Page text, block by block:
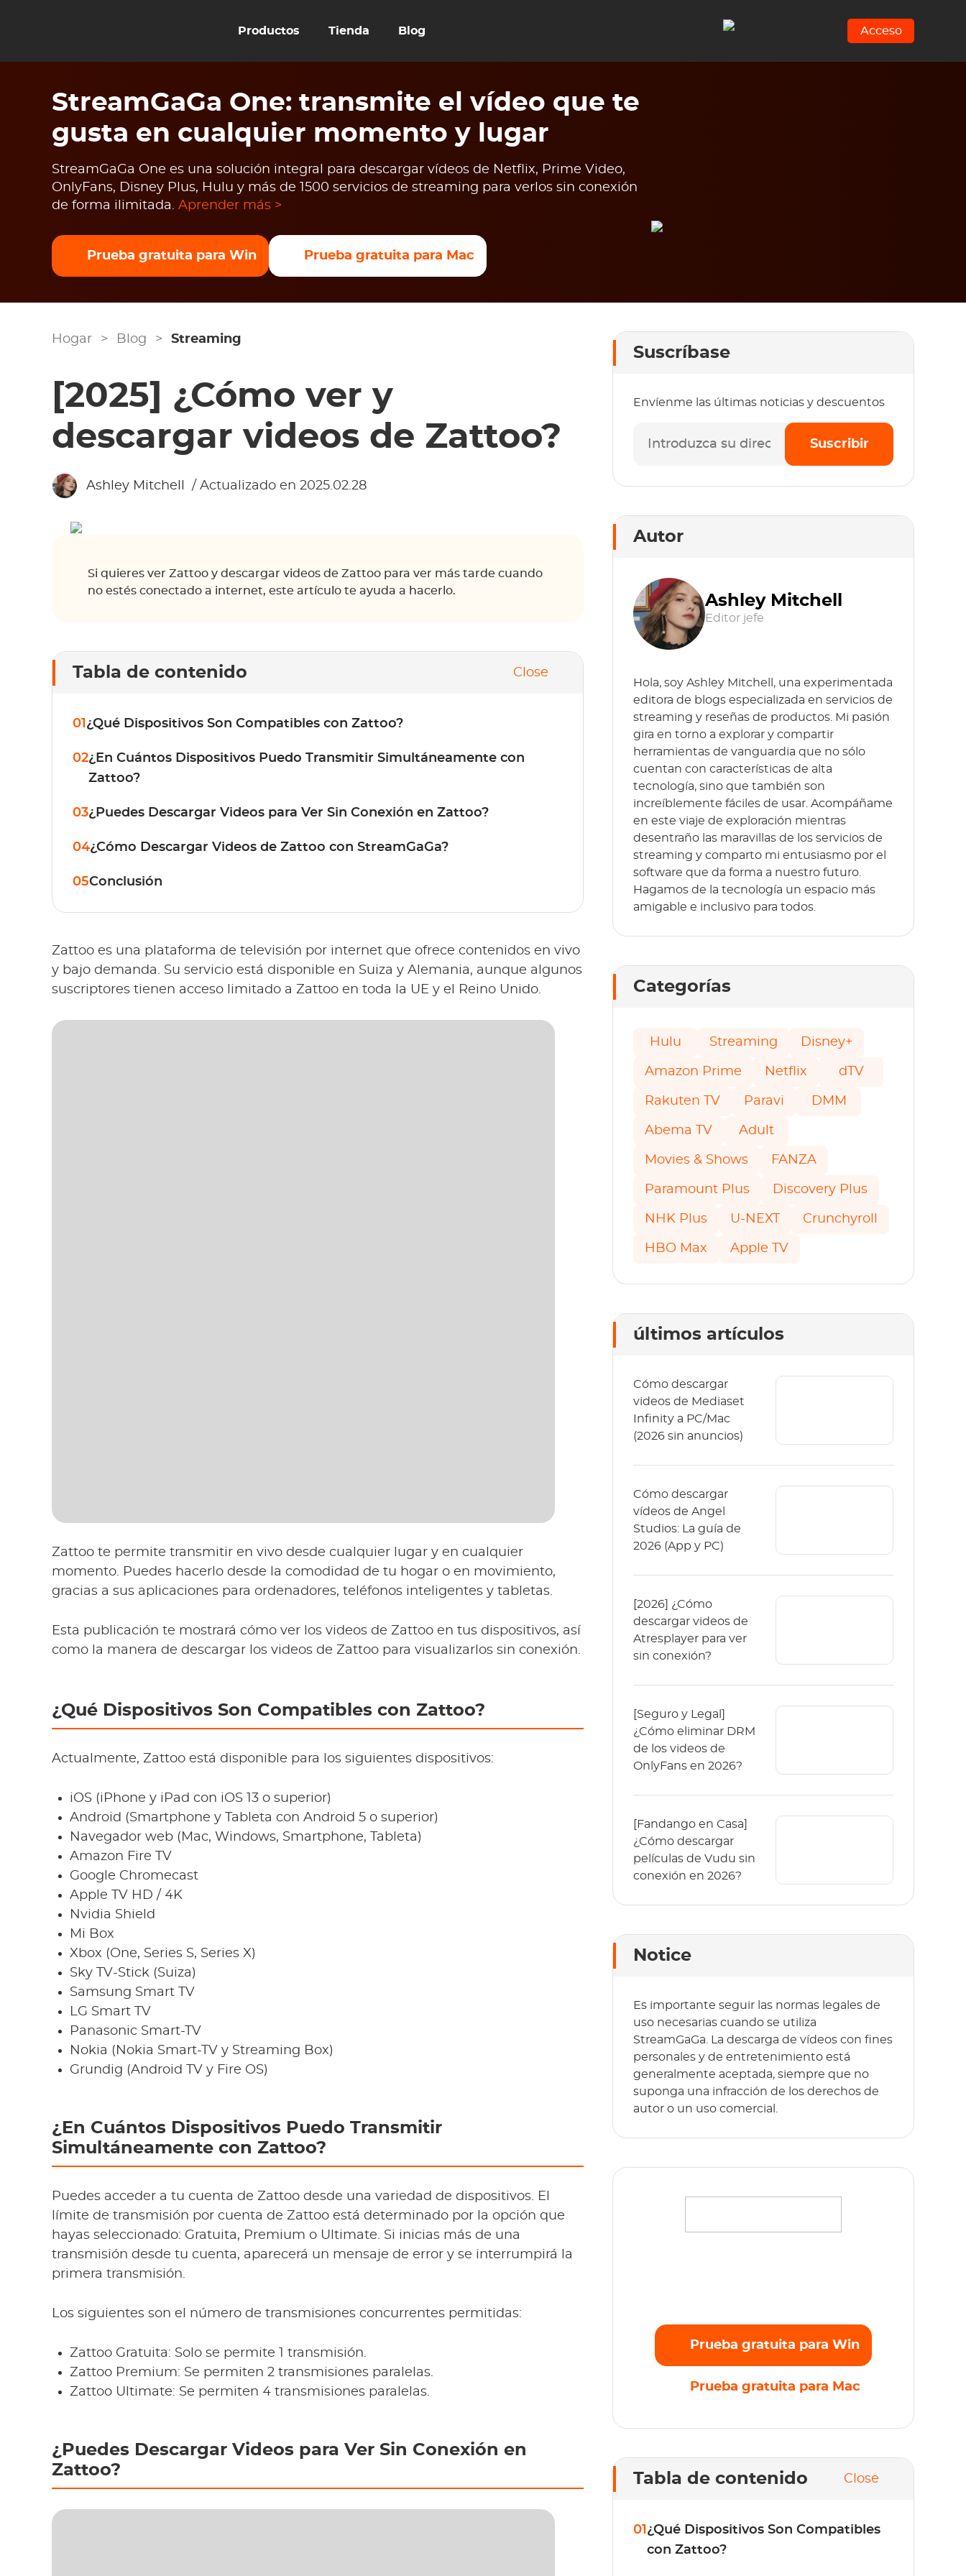
Productos Tienda Blog Acceso
StreamGaGa One: transmite el vídeo que te
gusta en cualquier momento y lugar
StreamGaGa One es una solución integral para descargar vídeos de Netflix, Prime Video,
OnlyFans, Disney Plus, Hulu y más de 1500 servicios de streaming para verlos sin conexión
de forma ilimitada. Aprender más >
Prueba gratuita para Win Prueba gratuita para Mac
Hogar > Blog > Streaming
[2025] ¿Cómo ver y
descargar videos de Zattoo?
Ashley Mitchell / Actualizado en 2025.02.28
Si quieres ver Zattoo y descargar videos de Zattoo para ver más tarde cuando
no estés conectado a internet, este artículo te ayuda a hacerlo.
Tabla de contenido Close
01 ¿Qué Dispositivos Son Compatibles con Zattoo?
02¿En Cuántos Dispositivos Puedo Transmitir Simultáneamente con
Zattoo?
03¿Puedes Descargar Videos para Ver Sin Conexión en Zattoo?
04¿Cómo Descargar Videos de Zattoo con StreamGaGa?
05Conclusión
Zattoo es una plataforma de televisión por internet que ofrece contenidos en vivo
y bajo demanda. Su servicio está disponible en Suiza y Alemania, aunque algunos
suscriptores tienen acceso limitado a Zattoo en toda la UE y el Reino Unido.
Zattoo te permite transmitir en vivo desde cualquier lugar y en cualquier
momento. Puedes hacerlo desde la comodidad de tu hogar o en movimiento,
gracias a sus aplicaciones para ordenadores, teléfonos inteligentes y tabletas.
Esta publicación te mostrará cómo ver los videos de Zattoo en tus dispositivos, así
como la manera de descargar los videos de Zattoo para visualizarlos sin conexión.
¿Qué Dispositivos Son Compatibles con Zattoo?
Actualmente, Zattoo está disponible para los siguientes dispositivos:
iOS (iPhone y iPad con iOS 13 o superior)
Android (Smartphone y Tableta con Android 5 o superior)
Navegador web (Mac, Windows, Smartphone, Tableta)
Amazon Fire TV
Google Chromecast
Apple TV HD / 4K
Nvidia Shield
Mi Box
Xbox (One, Series S, Series X)
Sky TV-Stick (Suiza)
Samsung Smart TV
LG Smart TV
Panasonic Smart-TV
Nokia (Nokia Smart-TV y Streaming Box)
Grundig (Android TV y Fire OS)
¿En Cuántos Dispositivos Puedo Transmitir
Simultáneamente con Zattoo?
Puedes acceder a tu cuenta de Zattoo desde una variedad de dispositivos. El
límite de transmisión por cuenta de Zattoo está determinado por la opción que
hayas seleccionado: Gratuita, Premium o Ultimate. Si inicias más de una
transmisión desde tu cuenta, aparecerá un mensaje de error y se interrumpirá la
primera transmisión.
Los siguientes son el número de transmisiones concurrentes permitidas:
Zattoo Gratuita: Solo se permite 1 transmisión.
Zattoo Premium: Se permiten 2 transmisiones paralelas.
Zattoo Ultimate: Se permiten 4 transmisiones paralelas.
¿Puedes Descargar Videos para Ver Sin Conexión en
Zattoo?
Suscríbase
Envíenme las últimas noticias y descuentos
Suscribir
Autor
Ashley Mitchell
Editor jefe
Hola, soy Ashley Mitchell, una experimentada
editora de blogs especializada en servicios de
streaming y reseñas de productos. Mi pasión
gira en torno a explorar y compartir
herramientas de vanguardia que no sólo
cuentan con características de alta
tecnología, sino que también son
increíblemente fáciles de usar. Acompáñame
en este viaje de exploración mientras
desentraño las maravillas de los servicios de
streaming y comparto mi entusiasmo por el
software que da forma a nuestro futuro.
Hagamos de la tecnología un espacio más
amigable e inclusivo para todos.
Categorías
Hulu Streaming Disney+
Amazon Prime Netflix dTV
Rakuten TV Paravi DMM
Abema TV Adult
Movies & Shows FANZA
Paramount Plus Discovery Plus
NHK Plus U-NEXT Crunchyroll
HBO Max Apple TV
últimos artículos
Cómo descargar
videos de Mediaset
Infinity a PC/Mac
(2026 sin anuncios)
Cómo descargar
vídeos de Angel
Studios: La guía de
2026 (App y PC)
[2026] ¿Cómo
descargar videos de
Atresplayer para ver
sin conexión?
[Seguro y Legal]
¿Cómo eliminar DRM
de los videos de
OnlyFans en 2026?
[Fandango en Casa]
¿Cómo descargar
películas de Vudu sin
conexión en 2026?
Notice
Es importante seguir las normas legales de
uso necesarias cuando se utiliza
StreamGaGa. La descarga de vídeos con fines
personales y de entretenimiento está
generalmente aceptada, siempre que no
suponga una infracción de los derechos de
autor o un uso comercial.
Prueba gratuita para Win
Prueba gratuita para Mac
Tabla de contenido Close
01 ¿Qué Dispositivos Son Compatibles
con Zattoo?